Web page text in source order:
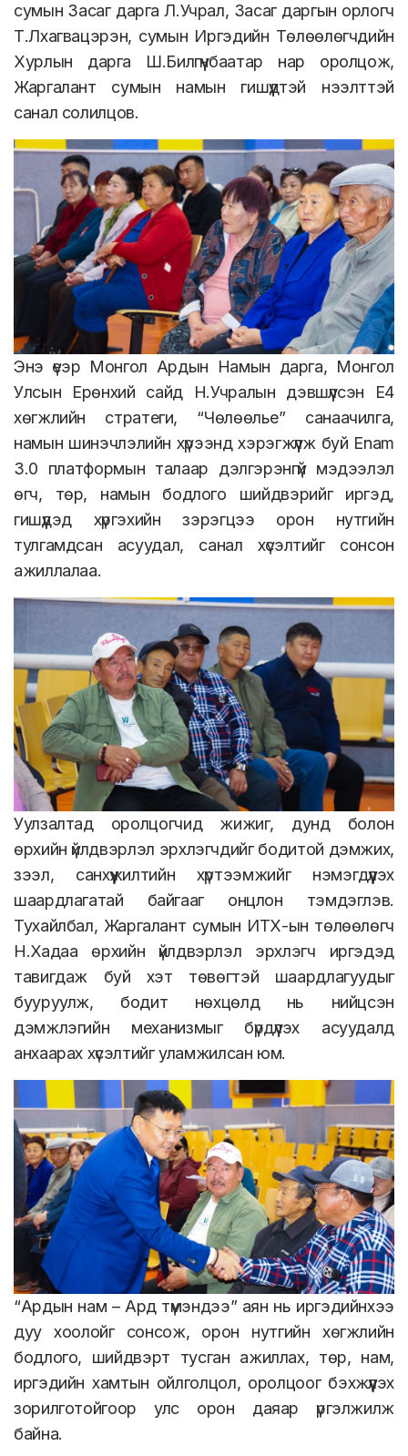
сумын Засаг дарга Л.Учрал, Засаг даргын орлогч
Т.Лхагвацэрэн, сумын Иргэдийн Төлөөлөгчдийн
Хурлын дарга Ш.Билгүүнбаатар нар оролцож,
Жаргалант сумын намын гишүүдтэй нээлттэй
санал солилцов.
Энэ үеэр Монгол Ардын Намын дарга, Монгол
Улсын Ерөнхий сайд Н.Учралын дэвшүүлсэн Е4
хөгжлийн стратеги, “Чөлөөлье” санаачилга,
намын шинэчлэлийн хүрээнд хэрэгжүүлж буй Enam
3.0 платформын талаар дэлгэрэнгүй мэдээлэл
өгч, төр, намын бодлого шийдвэрийг иргэд,
гишүүдэд хүргэхийн зэрэгцээ орон нутгийн
тулгамдсан асуудал, санал хүсэлтийг сонсон
ажиллалаа.
Уулзалтад оролцогчид жижиг, дунд болон
өрхийн үйлдвэрлэл эрхлэгчдийг бодитой дэмжих,
зээл, санхүүжилтийн хүртээмжийг нэмэгдүүлэх
шаардлагатай байгааг онцлон тэмдэглэв.
Тухайлбал, Жаргалант сумын ИТХ-ын төлөөлөгч
Н.Хадаа өрхийн үйлдвэрлэл эрхлэгч иргэдэд
тавигдаж буй хэт төвөгтэй шаардлагуудыг
бууруулж, бодит нөхцөлд нь нийцсэн
дэмжлэгийн механизмыг бүрдүүлэх асуудалд
анхаарах хүсэлтийг уламжилсан юм.
“Ардын нам – Ард түмэндээ” аян нь иргэдийнхээ
дуу хоолойг сонсож, орон нутгийн хөгжлийн
бодлого, шийдвэрт тусган ажиллах, төр, нам,
иргэдийн хамтын ойлголцол, оролцоог бэхжүүлэх
зорилготойгоор улс орон даяар үргэлжилж
байна.